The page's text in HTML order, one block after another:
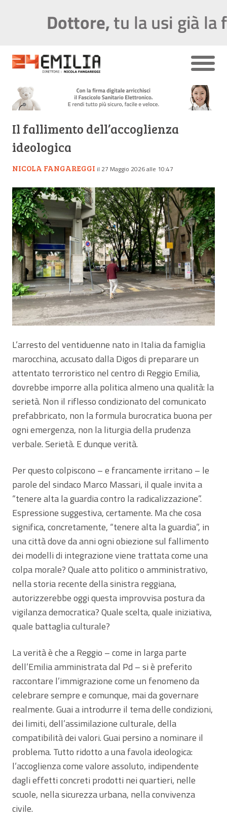
Il fallimento dell’accoglienza
ideologica
NICOLA FANGAREGGI il 27 Maggio 2026 alle 10:47
L’arresto del ventiduenne nato in Italia da famiglia
marocchina, accusato dalla Digos di preparare un
attentato terroristico nel centro di Reggio Emilia,
dovrebbe imporre alla politica almeno una qualità: la
serietà. Non il riflesso condizionato del comunicato
prefabbricato, non la formula burocratica buona per
ogni emergenza, non la liturgia della prudenza
verbale. Serietà. E dunque verità.
Per questo colpiscono – e francamente irritano – le
parole del sindaco Marco Massari, il quale invita a
“tenere alta la guardia contro la radicalizzazione”.
Espressione suggestiva, certamente. Ma che cosa
significa, concretamente, “tenere alta la guardia”, in
una città dove da anni ogni obiezione sul fallimento
dei modelli di integrazione viene trattata come una
colpa morale? Quale atto politico o amministrativo,
nella storia recente della sinistra reggiana,
autorizzerebbe oggi questa improvvisa postura da
vigilanza democratica? Quale scelta, quale iniziativa,
quale battaglia culturale?
La verità è che a Reggio – come in larga parte
dell’Emilia amministrata dal Pd – si è preferito
raccontare l’immigrazione come un fenomeno da
celebrare sempre e comunque, mai da governare
realmente. Guai a introdurre il tema delle condizioni,
dei limiti, dell’assimilazione culturale, della
compatibilità dei valori. Guai persino a nominare il
problema. Tutto ridotto a una favola ideologica:
l’accoglienza come valore assoluto, indipendente
dagli effetti concreti prodotti nei quartieri, nelle
scuole, nella sicurezza urbana, nella convivenza
civile.